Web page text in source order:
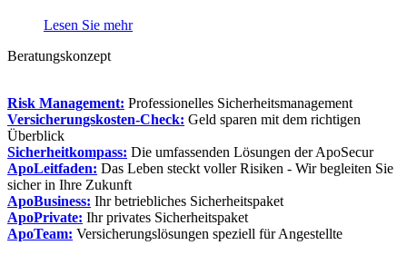
Lesen Sie mehr
Beratungskonzept
Risk Management: Professionelles Sicherheitsmanagement
Versicherungskosten-Check: Geld sparen mit dem richtigen
Überblick
Sicherheitkompass: Die umfassenden Lösungen der ApoSecur
ApoLeitfaden: Das Leben steckt voller Risiken - Wir begleiten Sie
sicher in Ihre Zukunft
ApoBusiness: Ihr betriebliches Sicherheitspaket
ApoPrivate: Ihr privates Sicherheitspaket
ApoTeam: Versicherungslösungen speziell für Angestellte